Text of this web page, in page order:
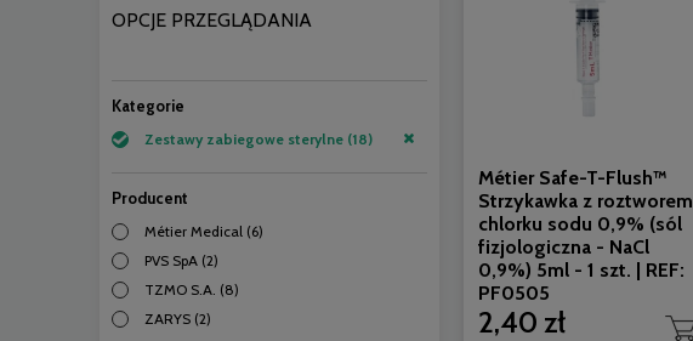
OPCJE PRZEGLĄDANIA
Kategorie
Zestawy zabiegowe sterylne (18)
Producent
Métier Medical (6)
PVS SpA (2)
TZMO S.A. (8)
ZARYS (2)
Métier Safe-T-Flush™
Strzykawka z roztworem
chlorku sodu 0,9% (sól
fizjologiczna - NaCl
0,9%) 5ml - 1 szt. | REF:
PF0505
2,40 zł